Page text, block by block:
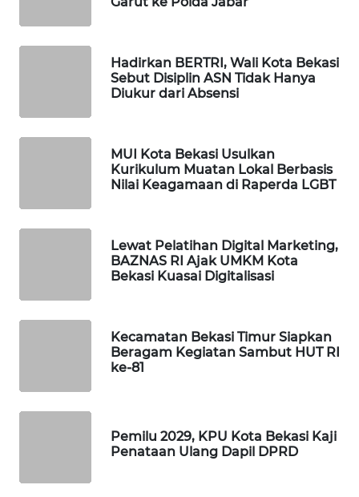
Hadirkan BERTRI, Wali Kota Bekasi
Sebut Disiplin ASN Tidak Hanya
Diukur dari Absensi
MUI Kota Bekasi Usulkan
Kurikulum Muatan Lokal Berbasis
Nilai Keagamaan di Raperda LGBT
Lewat Pelatihan Digital Marketing,
BAZNAS RI Ajak UMKM Kota
Bekasi Kuasai Digitalisasi
Kecamatan Bekasi Timur Siapkan
Beragam Kegiatan Sambut HUT RI
ke-81
Pemilu 2029, KPU Kota Bekasi Kaji
Penataan Ulang Dapil DPRD
KARING
NEWS
GARONGGANG
NEWS